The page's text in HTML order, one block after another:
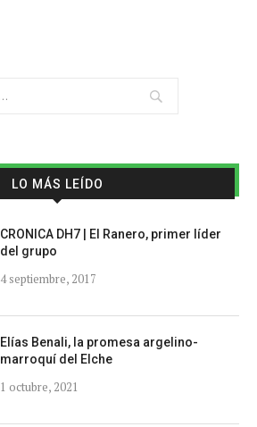
LO MÁS LEÍDO
CRONICA DH7 | El Ranero, primer líder
del grupo
4 septiembre, 2017
Elías Benali, la promesa argelino-
marroquí del Elche
1 octubre, 2021